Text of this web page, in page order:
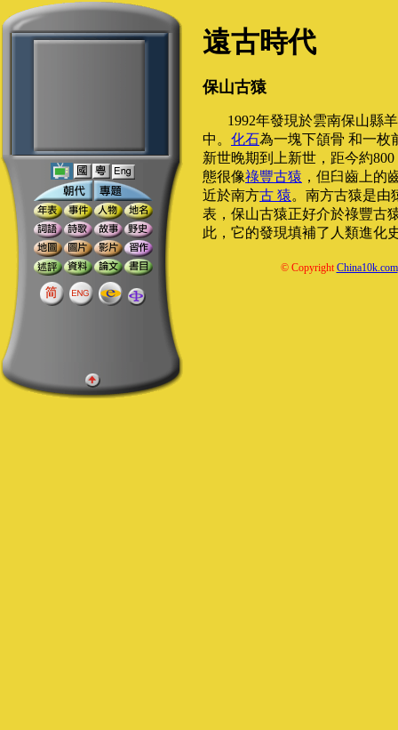
遠古時代
保山古猿
1992年發現於雲南保山縣
中。 化石為一塊下頜骨 和一枚
新世晚期到上新世，距今約
態很像祿豐古猿 ，但臼齒上的
近於南方古 猿。南方古猿是由
表，保山古猿正好介於祿豐古
此，它的發現填補了人類進化
© CopyrightChina10k.com